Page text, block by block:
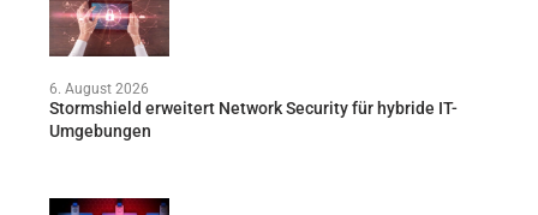
6. August 2026
Stormshield erweitert Network Security für hybride IT-
Umgebungen